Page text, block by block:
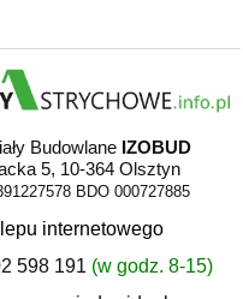
Budowlane IZOBUD
5, 10-364 Olsztyn
BDO 000727885
internetowego
598 191 (w godz. 8-15)